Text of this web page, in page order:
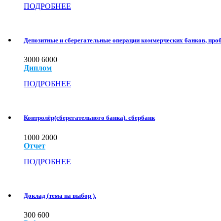
ПОДРОБНЕЕ
Депозитные и сберегательные операции коммерческих банков,
3000 6000
Диплом
ПОДРОБНЕЕ
Контролёр(сберегательного банка). сбербанк
1000 2000
Отчет
ПОДРОБНЕЕ
Доклад (тема на выбор ).
300 600